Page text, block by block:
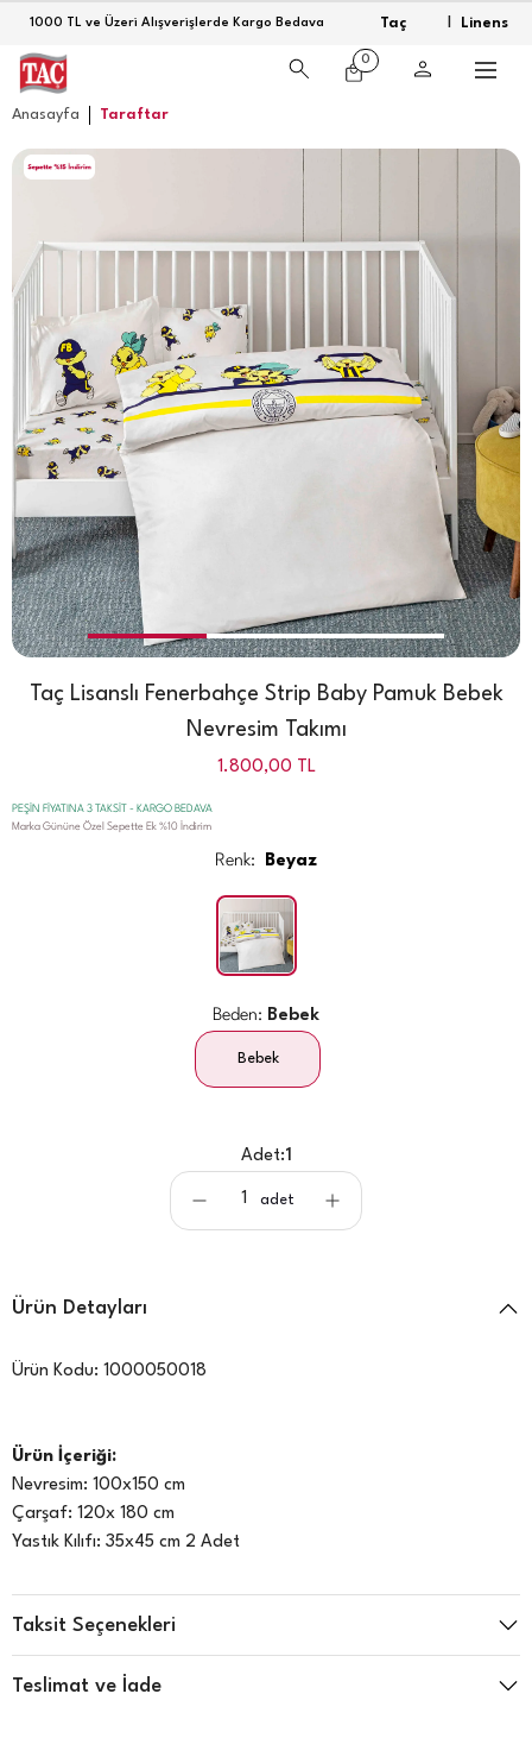
1000 TL ve Üzeri Alışverişlerde Kargo Bedava Taç Linens
0
Anasayfa Taraftar
Taç Lisanslı Fenerbahçe Strip Baby Pamuk Bebek
Nevresim Takımı
1.800,00 TL
PEŞİN FİYATINA 3 TAKSİT - KARGO BEDAVA
Marka Gününe Özel Sepette Ek %10 İndirim
Renk: Beyaz
Beden: Bebek
Bebek
Adet:1
adet
Ürün Detayları
Ürün Kodu: 1000050018
Ürün İçeriği:
Nevresim: 100x150 cm
Çarşaf: 120x 180 cm
Yastık Kılıfı: 35x45 cm 2 Adet
Taksit Seçenekleri
Teslimat ve İade